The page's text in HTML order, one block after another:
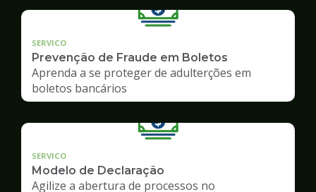
SERVICO
Prevenção de Fraude em Boletos
Aprenda a se proteger de adulterções em
boletos bancários
SERVICO
Modelo de Declaração
Agilize a abertura de processos no